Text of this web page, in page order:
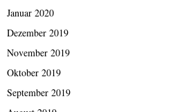
Januar 2020
Dezember 2019
November 2019
Oktober 2019
September 2019